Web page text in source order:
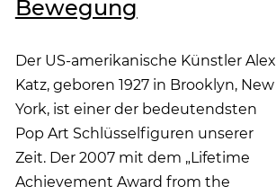
Bewegung
Der US-amerikanische Künstler Alex
Katz, geboren 1927 in Brooklyn, New
York, ist einer der bedeutendsten
Pop Art Schlüsselfiguren unserer
Zeit. Der 2007 mit dem „Lifetime
Achievement Award from the